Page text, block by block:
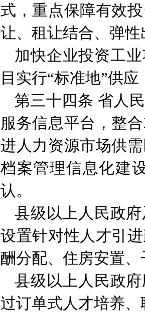
式，重点保障有效
让、租让结合、弹
加快企业投资工
目实行“标准地”供
第三十四条 省人
服务信息平台，整
进人力资源市场供
档案管理信息化建
认。
县级以上人民政
设置针对性人才引
酬分配、住房安置
县级以上人民政
过订单式人才培养